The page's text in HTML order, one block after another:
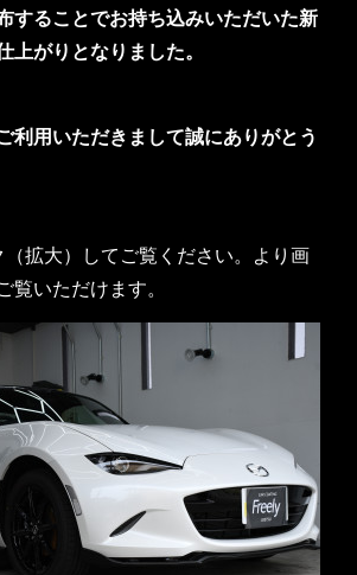
することでお持ち込みいただいた新
上がりとなりました。
利用いただきまして誠にありがとう
拡大）してご覧ください。より画
覧いただけます。